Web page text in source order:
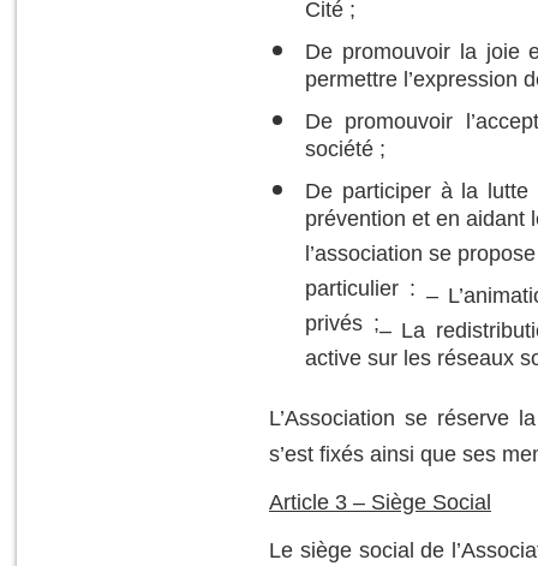
Cité ;
De promouvoir la joie
permettre l’expression
De promouvoir
société ;
De participer à la lutte
prévention et en
l’association se
particulier : –
privés ;– La
active sur les réseaux
L’Association se réserve
s’est fixés ainsi que ses
Article 3 – Siège Social
Le siège social de